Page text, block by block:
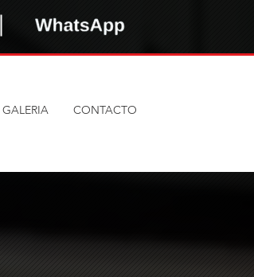
GALERIA CONTACTO